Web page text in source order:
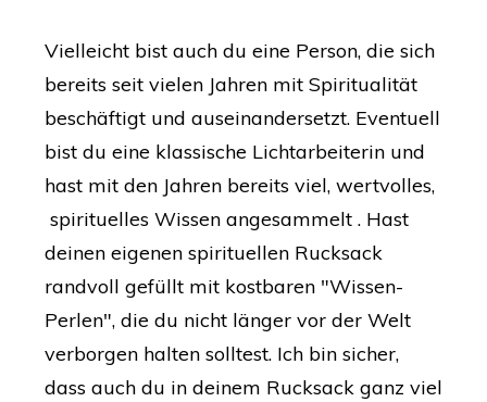
Vielleicht bist auch du eine Person, die sich
bereits seit vielen Jahren mit Spiritualität
beschäftigt und auseinandersetzt. Eventuell
bist du eine klassische Lichtarbeiterin und
hast mit den Jahren bereits viel, wertvolles,
spirituelles Wissen angesammelt . Hast
deinen eigenen spirituellen Rucksack
randvoll gefüllt mit kostbaren "Wissen-
Perlen", die du nicht länger vor der Welt
verborgen halten solltest. Ich bin sicher,
dass auch du in deinem Rucksack ganz viel